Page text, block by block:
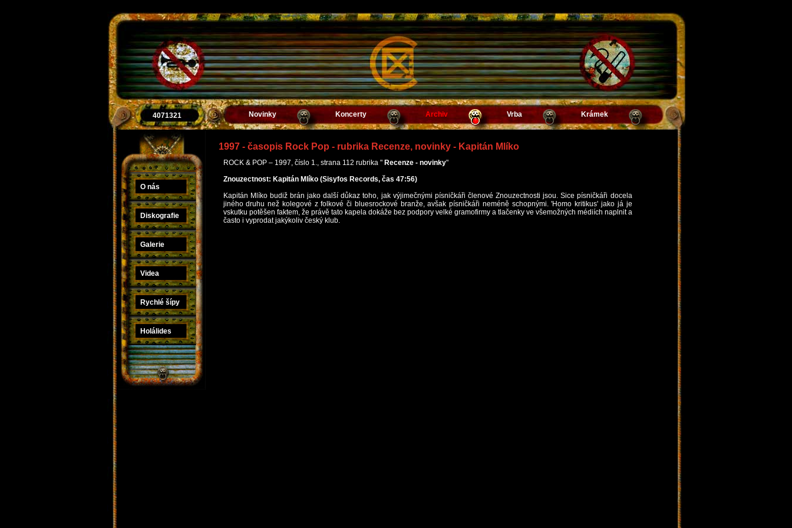
4071321 Novinky Koncerty Archiv Vrba Krámek
O nás
Diskografie
Galerie
Videa
Rychlé šípy
Holálides
1997 - časopis Rock Pop - rubrika Recenze, novinky - Kapitán Mlíko
ROCK & POP – 1997, číslo 1., strana 112 rubrika " Recenze - novinky"
Znouzectnost: Kapitán Mlíko (Sisyfos Records, čas 47:56)
Kapitán Mlíko budiž brán jako další důkaz toho, jak výjimečnými písničkáři členové Znouzectnosti jsou. Sice písničkáři docela
jiného druhu než kolegové z folkové či bluesrockové branže, avšak písničkáři neméně schopnými. 'Homo kritikus' jako já je
vskutku potěšen faktem, že právě tato kapela dokáže bez podpory velké gramofirmy a tlačenky ve všemožných médiích naplnit a
často i vyprodat jakýkoliv český klub.